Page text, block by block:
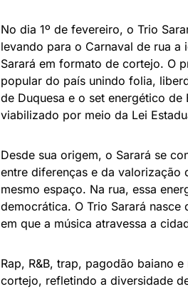
No dia 1º de fevereiro, o Trio
levando para o Carnaval de rua
Sarará em formato de cortejo. O
popular do país unindo folia,
de Duquesa e o set energético
viabilizado por meio da Lei
Desde sua origem, o Sarará se
entre diferenças e da
mesmo espaço. Na rua, essa
democrática. O Trio Sarará
em que a música atravessa a
Rap, R&B, trap, pagodão baiano
cortejo, refletindo a diversidade